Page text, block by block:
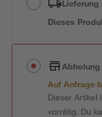
Lieferung
Dieses
Auf Anfrage
Dieser Artikel
vorrätig. Du